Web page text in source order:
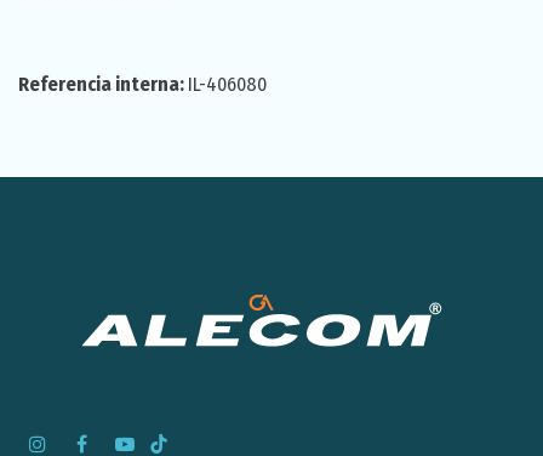
Referencia interna: IL-406080